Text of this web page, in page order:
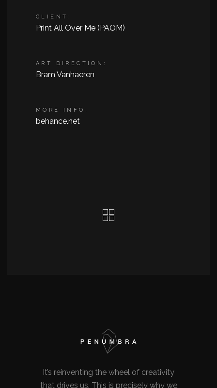
CLIENT:
Print All Over Me (PAOM)
ART DIRECTION:
Bram Vanhaeren
MORE INFO:
behance.net
It’s reinventing the wheel of creativity
that drives us. This is precisely why we